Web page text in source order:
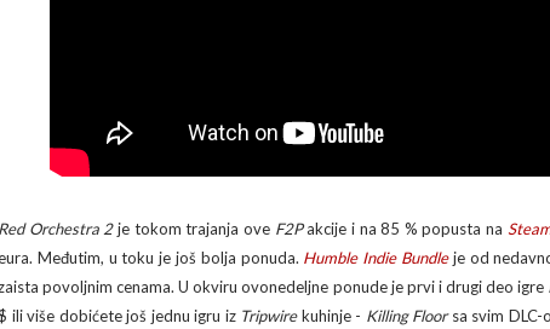
Red Orchestra 2je tokom trajanja ove F2Pakcije i na 85 % popusta na
Međutim, u toku je još bolja ponuda. Humble Indie Bundle je od
povoljnim cenama. U okviru ovonedeljne ponude je prvi i drugi deo igre
ili više dobićete još jednu igru iz Tripwirekuhinje - Killing Floorsa svim